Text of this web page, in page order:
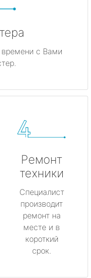
времени с Вами
Ремонт
техники
Специалист
производит
ремонт на
месте и в
короткий
срок.